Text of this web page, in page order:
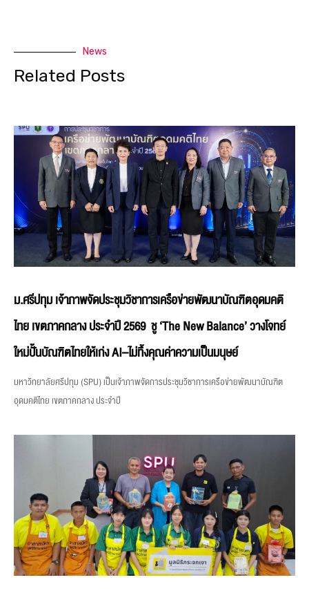
News
Related Posts
ม.ศรีปทุม เจ้าภาพจัดประชุมวิชาการเครือข่ายพัฒนาบัณฑิตอุดมคติ
ไทย เขตภาคกลาง ประจำปี 2569 ชู ‘The New Balance’ วางโจทย์
ใหม่ปั้นบัณฑิตไทยให้เก่ง AI–ไม่ทิ้งคุณค่าความเป็นมนุษย์
มหาวิทยาลัยศรีปทุม (SPU) เป็นเจ้าภาพจัดการประชุมวิชาการเครือข่ายพัฒนาบัณฑิต
อุดมคติไทย เขตภาคกลาง ประจำปี